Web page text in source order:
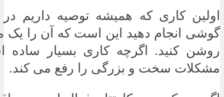
اولین کاری که همیشه توصیه داریم
گوشی انجام دهید این است که آن را یک
روشن کنید. اگرچه کاری بسیار ساده
مشکلات سخت و بزرگی را رفع می کند.